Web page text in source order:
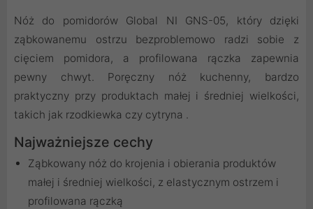
Nóż do pomidorów Global NI GNS-05, który dzięki
ząbkowanemu ostrzu bezproblemowo radzi sobie z
cięciem pomidora, a profilowana rączka zapewnia
pewny chwyt. Poręczny nóż kuchenny, bardzo
praktyczny przy produktach małej i średniej wielkości,
takich jak rzodkiewka czy cytryna .
Najważniejsze cechy
Ząbkowany nóż do krojenia i obierania produktów
małej i średniej wielkości, z elastycznym ostrzem i
profilowana rączką